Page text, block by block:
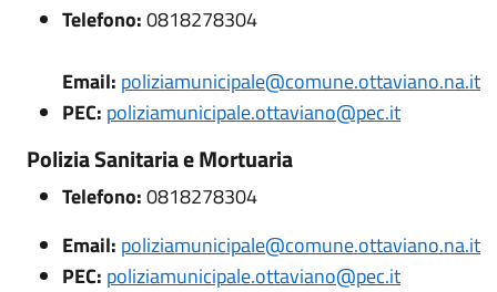
Telefono:0818278304
Email: poliziamunicipale@comune.ottaviano.na.it
PEC: poliziamunicipale.ottaviano@pec.it
Polizia Sanitaria e Mortuaria
Telefono:0818278304
Email: poliziamunicipale@comune.ottaviano.na.it
PEC: poliziamunicipale.ottaviano@pec.it